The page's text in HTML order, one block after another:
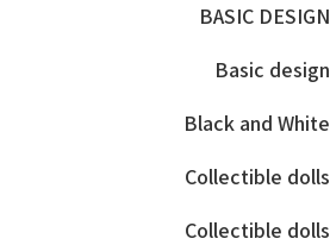
BASIC DESIGN
Basic design
Black and White
Collectible dolls
Collectible dolls